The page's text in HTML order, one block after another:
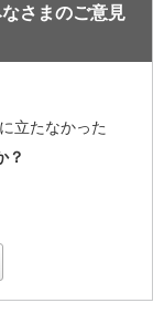
さまのご意見
立たなかった
？